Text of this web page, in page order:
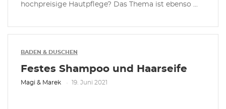
hochpreisige Hautpflege? Das Thema ist ebenso ...
BADEN & DUSCHEN
Festes Shampoo und Haarseife
Magi & Marek 19. Juni 2021